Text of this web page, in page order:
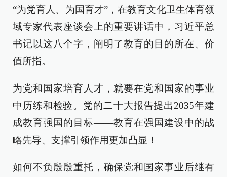
“为党育人、为国育才”，在教育文化卫生体育领
域专家代表座谈会上的重要讲话中，习近平总
书记以这八个字，阐明了教育的目的所在、价
值所指。
为党和国家培育人才，就要在党和国家的事业
中历练和检验。党的二十大报告提出2035年建
成教育强国的目标——教育在强国建设中的战
略先导、支撑引领作用更加凸显！
如何不负殷殷重托，确保党和国家事业后继有